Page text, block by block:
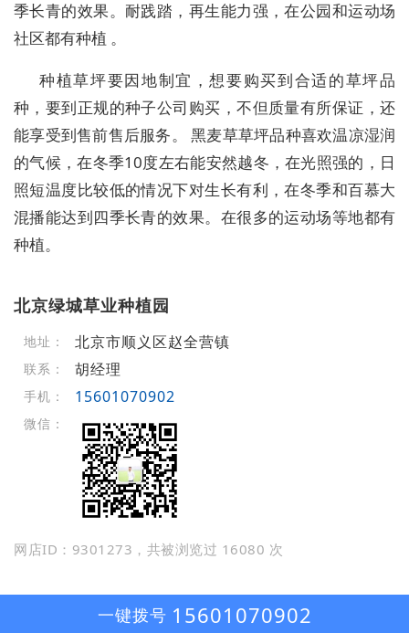
季长青的效果。耐践踏，再生能力强，在公园和运动场
社区都有种植 。
种植草坪要因地制宜，想要购买到合适的草坪品
种，要到正规的种子公司购买，不但质量有所保证，还
能享受到售前售后服务。 黑麦草草坪品种喜欢温凉湿润
的气候，在冬季10度左右能安然越冬，在光照强的，日
照短温度比较低的情况下对生长有利，在冬季和百慕大
混播能达到四季长青的效果。在很多的运动场等地都有
种植。
北京绿城草业种植园
地址： 北京市顺义区赵全营镇
联系： 胡经理
手机： 15601070902
微信：
网店ID：9301273，共被浏览过 16080 次
一键拨号 15601070902